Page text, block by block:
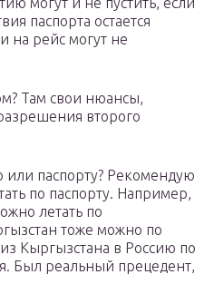
паспорта остается
на рейс могут не
Там свои нюансы,
второго
или паспорту? Рекомендую
по паспорту. Например,
летать по
тоже можно по
Кыргызстана в Россию по
Был реальный прецедент,